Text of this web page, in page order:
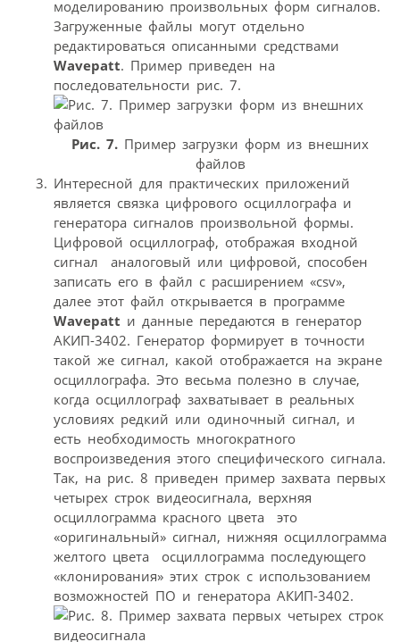
моделированию произвольных форм сигналов.
Загруженные файлы могут отдельно
редактироваться описанными средствами
Wavepatt. Пример приведен на
последовательности рис. 7.
Рис. 7. Пример загрузки форм из внешних
файлов
Интересной для практических приложений
является связка цифрового осциллографа и
генератора сигналов произвольной формы.
Цифровой осциллограф, отображая входной
сигнал  аналоговый или цифровой, способен
записать его в файл с расширением «csv»,
далее этот файл открывается в программе
Wavepatt и данные передаются в генератор
АКИП-3402. Генератор формирует в точности
такой же сигнал, какой отображается на экране
осциллографа. Это весьма полезно в случае,
когда осциллограф захватывает в реальных
условиях редкий или одиночный сигнал, и
есть необходимость многократного
воспроизведения этого специфического сигнала.
Так, на рис. 8 приведен пример захвата первых
четырех строк видеосигнала, верхняя
осциллограмма красного цвета  это
«оригинальный» сигнал, нижняя осциллограмма
желтого цвета  осциллограмма последующего
«клонирования» этих строк с использованием
возможностей ПО и генератора АКИП-3402.